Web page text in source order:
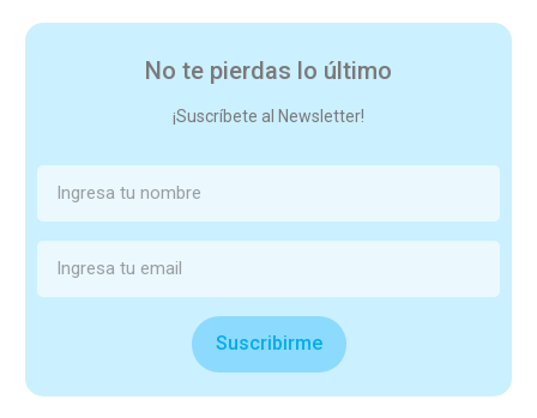
No te pierdas lo último
¡Suscríbete al Newsletter!
Suscribirme